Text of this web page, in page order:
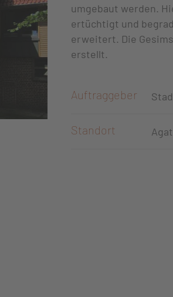
umgebaut werden.
ertüchtigt und
erweitert. Die
erstellt.
Auftraggeber
Standort